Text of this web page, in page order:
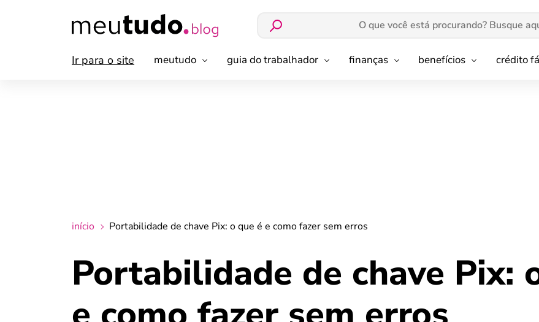
Ir para o site meutudo guia do trabalhador finanças benefícios crédito
início Portabilidade de chave Pix: o que é e como fazer sem erros
Portabilidade de chave Pix: